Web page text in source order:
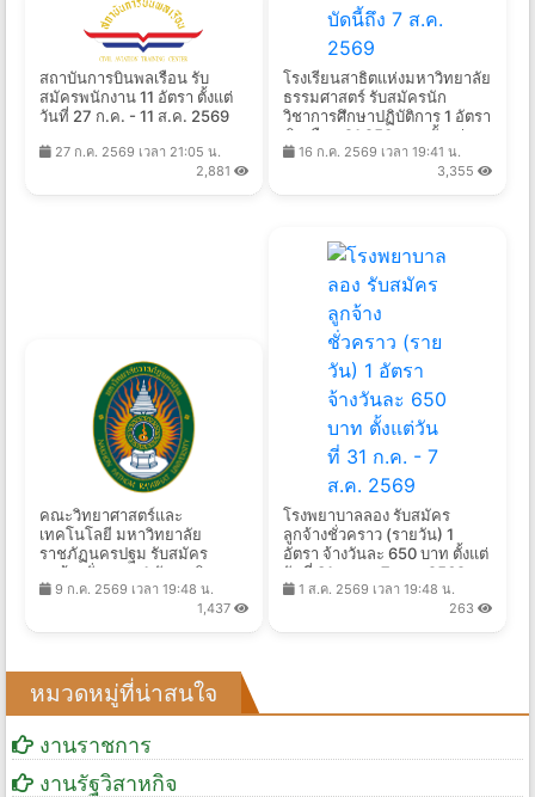
สถาบันการบินพลเรือน รับ
สมัครพนักงาน 11 อัตรา ตั้งแต่
วันที่ 27 ก.ค. - 11 ส.ค. 2569
27 ก.ค. 2569 เวลา 21:05 น.
2,881
โรงเรียนสาธิตแห่งมหาวิทยาลัย
ธรรมศาสตร์ รับสมัครนัก
วิชาการศึกษาปฏิบัติการ 1 อัตรา
เงินเดือน 21,250 บาท ตั้งแต่
บัดนี้ถึง 7 ส.ค. 2569
16 ก.ค. 2569 เวลา 19:41 น.
3,355
คณะวิทยาศาสตร์และ
เทคโนโลยี มหาวิทยาลัย
ราชภัฏนครปฐม รับสมัคร
ลูกจ้างชั่วคราว 1 อัตรา เงิน
เดือน 15,000 บาท ตั้งแต่วันที่
9 ก.ค. 2569 เวลา 19:48 น.
1,437
โรงพยาบาลลอง รับสมัคร
ลูกจ้างชั่วคราว (รายวัน) 1
อัตรา จ้างวันละ 650 บาท ตั้งแต่
วันที่ 31 ก.ค. - 7 ส.ค. 2569
1 ส.ค. 2569 เวลา 19:48 น.
263
หมวดหมู่ที่น่าสนใจ
งานราชการ
งานรัฐวิสาหกิจ